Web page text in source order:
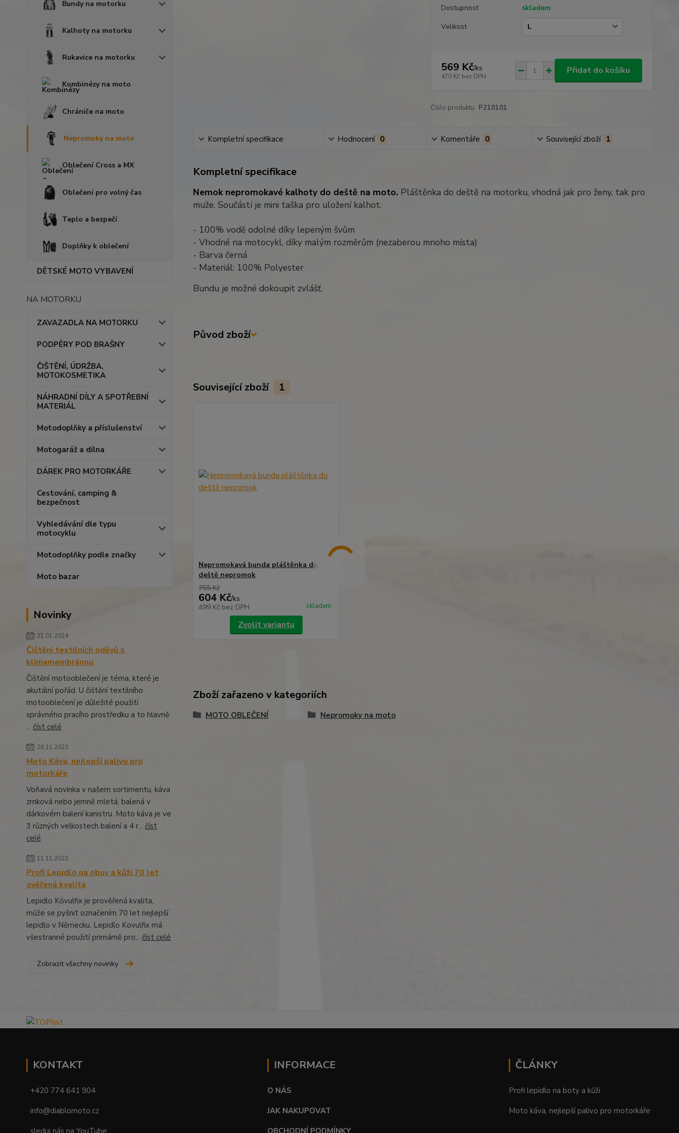
Bundy na motorku
Kalhoty na motorku
Rukavice na motorku
Kombinézy na moto
Chrániče na moto
Nepromoky na moto
Oblečení Cross a MX
Oblečení pro volný čas
Teplo a bezpečí
Doplňky k oblečení
DĚTSKÉ MOTO VYBAVENÍ
NA MOTORKU
ZAVAZADLA NA MOTORKU
PODPĚRY POD BRAŠNY
ČIŠTĚNÍ, ÚDRŽBA,
MOTOKOSMETIKA
NÁHRADNÍ DÍLY A SPOTŘEBNÍ
MATERIÁL
Motodoplňky a příslušenství
Motogaráž a dílna
DÁREK PRO MOTORKÁŘE
Cestování, camping &
bezpečnost
Vyhledávání dle typu
motocyklu
Motodoplňky podle značky
Moto bazar
Novinky
21.01.2024
Čištění textilních oděvů s
klimamembránou
Čištění motooblečení je téma, které je
akutální pořád. U čištění textilního
motooblečení je důležité použití
správného pracího prostředku a to hlavně
... číst celé
26.11.2023
Moto Káva, nejlepší palivo pro
motorkáře
Voňavá novinka v našem sortimentu, káva
zrnková nebo jemně mletá, balená v
dárkovém balení kanistru. Moto káva je ve
3 různých velkostech balení a 4 r... číst
celé
11.11.2023
Profi Lepidlo na obuv a kůži 70 let
ověřená kvalita
Lepidlo Kövulfix je prověřená kvalita,
může se pyšnit označením 70 let nejlepší
lepidlo v Německu. Lepidlo Kovulfix má
všestranné použití primárně pro... číst celé
Zobrazit všechny novinky
Dostupnost
skladem
Velikost
569 Kč/ks
470 Kč bez DPH
Přidat do košíku
Číslo produktu: P210101
Kompletní specifikace Hodnocení 0 Komentáře 0 Související zboží 1
Kompletní specifikace
Nemok nepromokavé kalhoty do deště na moto. Pláštěnka do deště na motorku, vhodná jak pro ženy, tak pro
muže. Součástí je mini taška pro uložení kalhot.
- 100% vodě odolné díky lepeným švům
- Vhodné na motocykl, díky malým rozměrům (nezaberou mnoho místa)
- Barva černá
- Materiál: 100% Polyester
Bundu je možné dokoupit zvlášť.
Původ zboží
Související zboží 1
Nepromokavá bunda pláštěnka do
deště nepromok
755 Kč
604 Kč/ks
499 Kč bez DPH skladem
Zvolit variantu
Zboží zařazeno v kategoriích
MOTO OBLEČENÍ Nepromoky na moto
KONTAKT
+420 774 641 904
info@diablomoto.cz
INFORMACE
O NÁS
JAK NAKUPOVAT
ČLÁNKY
Profi lepidlo na boty a kůži
Moto káva, nejlepší palivo pro motorkáře